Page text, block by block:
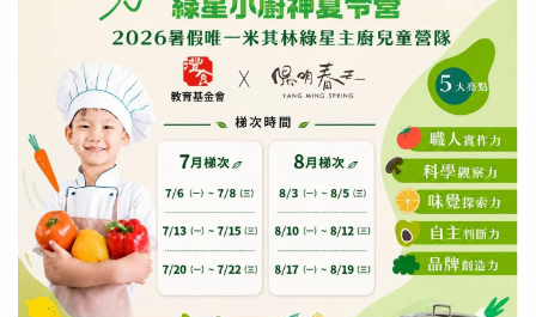
次，惟每梯次須全程三天參與，以維持活動品質。 第一
梯次：7/06(一)～7/08(三) 第二梯次：7/20(一)～
7/22(三)...